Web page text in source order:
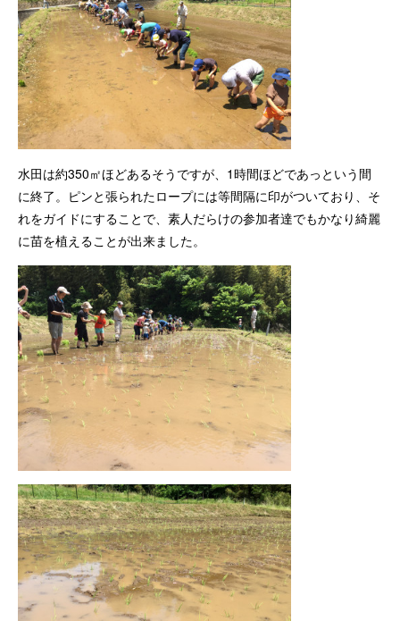
水田は約350㎡ほどあるそうですが、1時間ほどであっという間
に終了。ピンと張られたロープには等間隔に印がついており、そ
れをガイドにすることで、素人だらけの参加者達でもかなり綺麗
に苗を植えることが出来ました。